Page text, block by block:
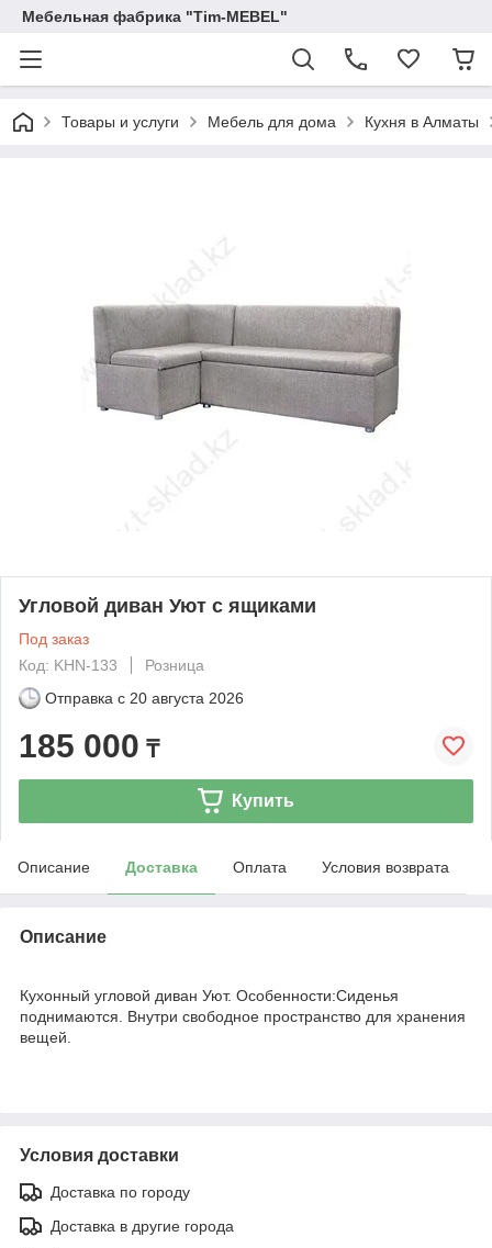
Мебельная фабрика "Tim-MEBEL"
Товары и услуги Мебель для дома Кухня в Алматы
Угловой диван Уют с ящиками
Под заказ
Код: KHN-133
Розница
Отправка с 20 августа 2026
185 000 ₸
Купить
Описание Доставка Оплата Условия возврата
Описание
Кухонный угловой диван Уют. Особенности:Сиденья
поднимаются. Внутри свободное пространство для хранения
вещей.
Условия доставки
Доставка по городу
Доставка в другие города